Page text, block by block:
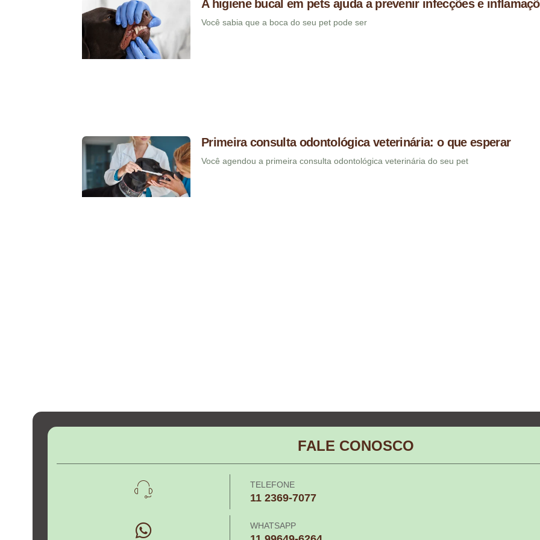
A higiene bucal em pets ajuda a prevenir infecções e
Você sabia que a boca do seu pet pode ser
Primeira consulta odontológica veterinária: o que esperar
Você agendou a primeira consulta odontológica veterinária do seu pet
FALE CONOSCO
TELEFONE
11 2369-7077
WHATSAPP